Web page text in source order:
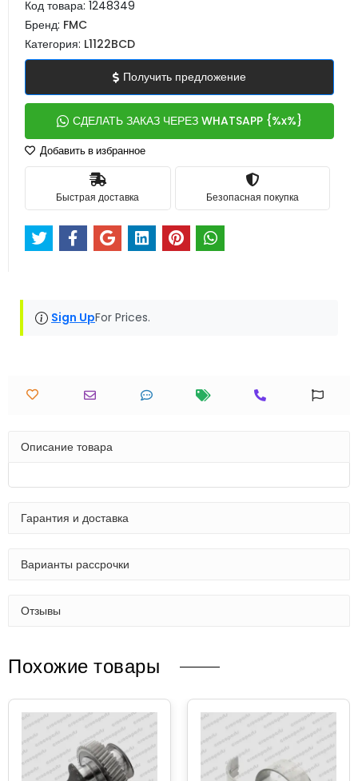
Код товара: 1248349
Бренд: FMC
Категория: L1122BCD
Получить предложение
СДЕЛАТЬ ЗАКАЗ ЧЕРЕЗ WHATSAPP {%x%}
Добавить в избранное
Быстрая доставка Безопасная покупка
Sign UpFor Prices.
Описание товара
Гарантия и доставка
Варианты рассрочки
Отзывы
Похожие товары